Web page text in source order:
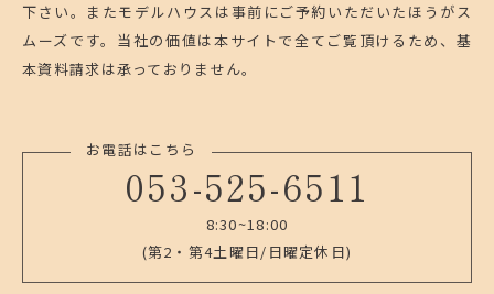
下さい。 またモデルハウスは事前にご予約いただいたほうがス
ムーズです。 当社の価値は本サイトで全てご覧頂けるため、基
本資料請求は承っておりません。
お電話はこちら
053-525-6511
8:30~18:00
(第2・第4土曜日/日曜定休日)